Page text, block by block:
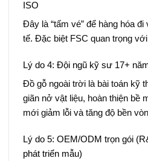
ISO
Đây là “tấm vé” để hàng hóa
tế. Đặc biệt FSC quan trọng
Lý do 4: Đội ngũ kỹ sư 17+
Đồ gỗ ngoài trời là bài toán kỹ
giãn nở vật liệu, hoàn thiện
mới giảm lỗi và tăng độ bền
Lý do 5: OEM/ODM trọn gói
phát triển mẫu)